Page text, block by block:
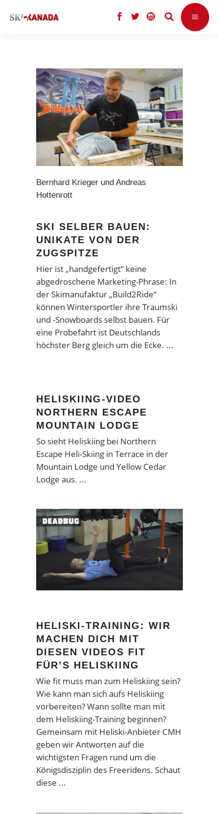
Bernhard Krieger und Andreas
Hottenrott
SKI SELBER BAUEN:
UNIKATE VON DER
ZUGSPITZE
Hier ist „handgefertigt“ keine
abgedroschene Marketing-Phrase: In
der Skimanufaktur „Build2Ride“
können Wintersportler ihre Traumski
und -Snowboards selbst bauen. Für
eine Probefahrt ist Deutschlands
höchster Berg gleich um die Ecke.
HELISKIING-VIDEO
NORTHERN ESCAPE
MOUNTAIN LODGE
So sieht Heliskiing bei Northern
Escape Heli-Skiing in Terrace in der
Mountain Lodge und Yellow Cedar
Lodge aus.
HELISKI-TRAINING: WIR
MACHEN DICH MIT
DIESEN VIDEOS FIT
FÜR’S HELISKIING
Wie fit muss man zum Heliskiing sein?
Wie kann man sich aufs Heliskiing
vorbereiten? Wann sollte man mit
dem Heliskiing-Training beginnen?
Gemeinsam mit Heliski-Anbieter CMH
geben wir Antworten auf die
wichtigsten Fragen rund um die
Königsdisziplin des Freeridens. Schaut
diese